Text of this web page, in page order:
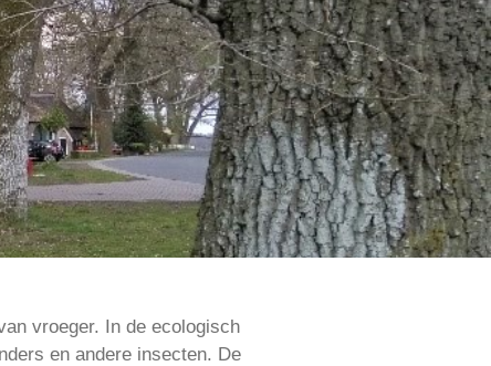
vroeger. In de ecologisch
en andere insecten. De